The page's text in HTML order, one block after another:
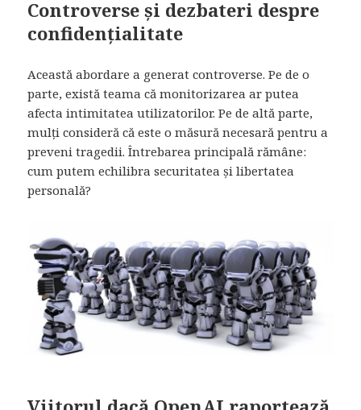
Controverse și dezbateri despre
confidențialitate
Această abordare a generat controverse. Pe de o
parte, există teama că monitorizarea ar putea
afecta intimitatea utilizatorilor. Pe de altă parte,
mulți consideră că este o măsură necesară pentru a
preveni tragedii. Întrebarea principală rămâne:
cum putem echilibra securitatea și libertatea
personală?